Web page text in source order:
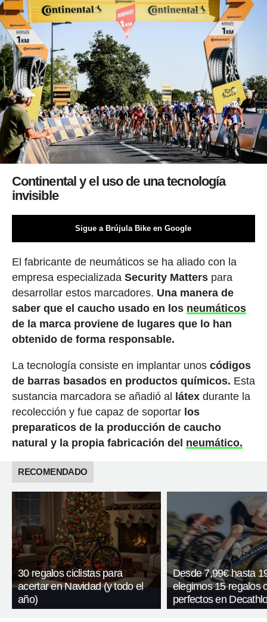
Continental y el uso de una tecnología
invisible
Sigue a Brújula Bike en Google
El fabricante de neumáticos se ha aliado con la
empresa especializada Security Matterspara
desarrollar estos marcadores. Una manera de
saber que el caucho usado en los neumáticos
de la marca proviene de lugares que lo han
obtenido de forma responsable.
La tecnología consiste en implantar unos códigos
de barras basados en productos químicos. Esta
sustancia marcadora se añadió al
látexdurante la
recolección y fue capaz de soportar los
preparaticos de la producción de caucho
natural y la propia fabricación del neumático.
RECOMENDADO
30 regalos ciclistas para
acertar en Navidad (y todo el
año)
Desde 7,99€ hasta
elegimos 15 regalos
perfectos en